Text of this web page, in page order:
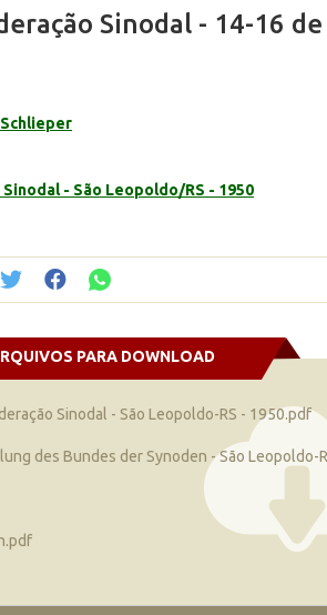
Sinodal - 14-16
- São Leopoldo/RS - 1950
PARA DOWNLOAD
Sinodal - São Leopoldo-RS - 1950.pdf
des Bundes der Synoden - São Leopoldo-